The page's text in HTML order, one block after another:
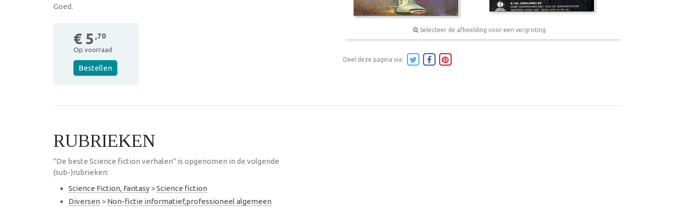
Goed.
€ 5 ,70
Op voorraad
Bestellen
Selecteer de afbeelding voor een vergroting
Deel deze pagina via:
RUBRIEKEN
"De beste Science fiction verhalen" is opgenomen in de volgende
(sub-)rubrieken:
Science Fiction, Fantasy >Science fiction
Diversen > Non-fictie informatief,professioneel algemeen